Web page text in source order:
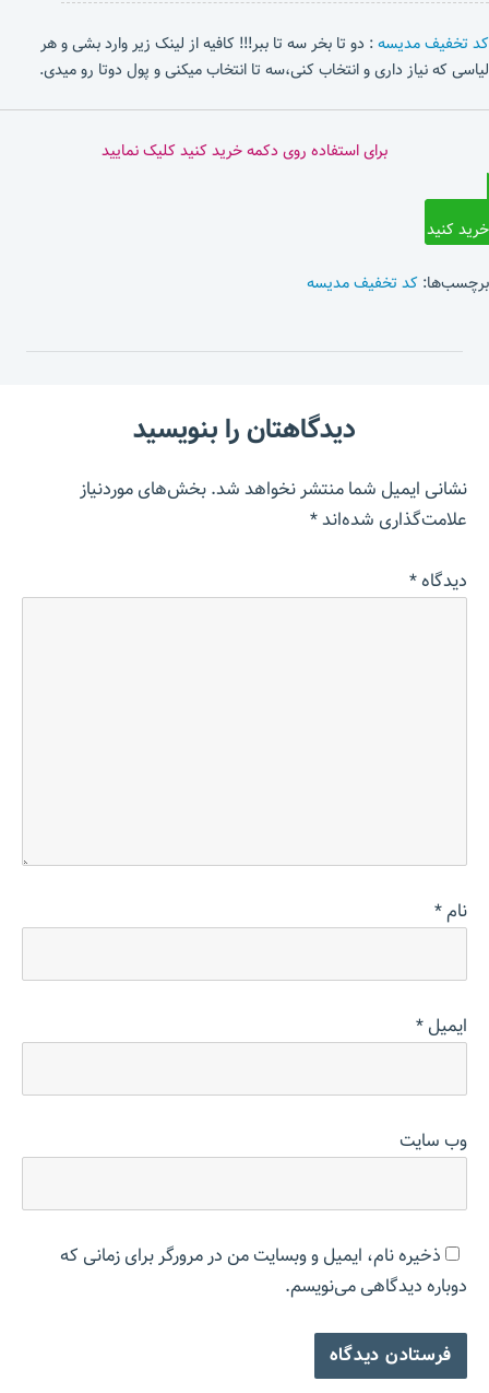
کد تخفیف مدیسه: دو تا بخر سه تا ببر!!! کافیه از لینک زیر وارد بشی و هر
لیاسی که نیاز داری و انتخاب کنی،سه تا انتخاب میکنی و پول دوتا رو میدی.
برای استفاده روی دکمه خرید کنید کلیک نمایید
خرید کنید
برچسب‌ها: کد تخفیف مدیسه
دیدگاهتان را بنویسید
نشانی ایمیل شما منتشر نخواهد شد.بخش‌های موردنیاز
علامت‌گذاری شده‌اند*
دیدگاه*
نام*
ایمیل*
وب‌ سایت
ذخیره نام، ایمیل و وبسایت من در مرورگر برای زمانی که
دوباره دیدگاهی می‌نویسم.